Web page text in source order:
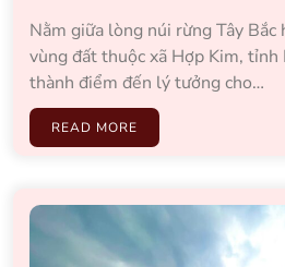
Nằm giữa lòng núi rừng Tây
vùng đất thuộc xã Hợp Kim, tỉnh
thành điểm đến lý tưởng cho…
READ MORE